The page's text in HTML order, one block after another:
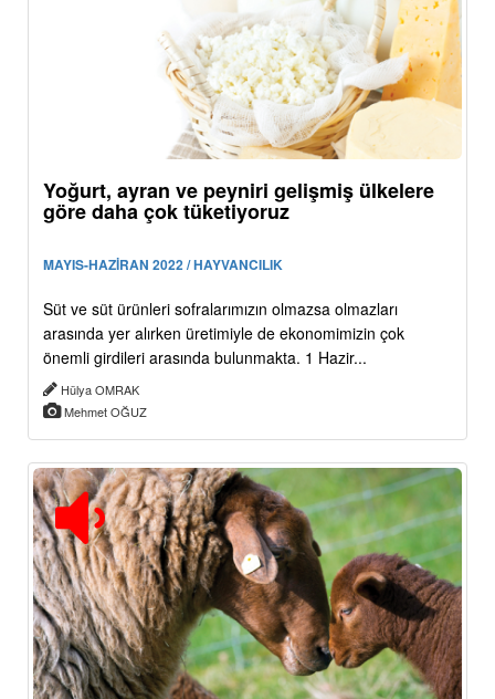
Yoğurt, ayran ve peyniri gelişmiş ülkelere
göre daha çok tüketiyoruz
MAYIS-HAZİRAN 2022 / HAYVANCILIK
Süt ve süt ürünleri sofralarımızın olmazsa olmazları
arasında yer alırken üretimiyle de ekonomimizin çok
önemli girdileri arasında bulunmakta. 1 Hazir...
Hülya OMRAK
Mehmet OĞUZ